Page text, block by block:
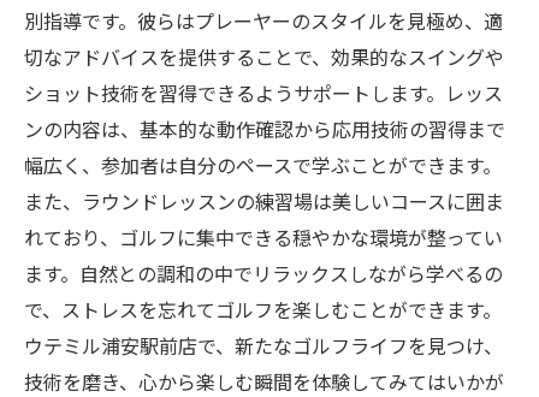
別指導です。彼らはプレーヤーのスタイルを見極め、適
切なアドバイスを提供することで、効果的なスイングや
ショット技術を習得できるようサポートします。レッス
ンの内容は、基本的な動作確認から応用技術の習得まで
幅広く、参加者は自分のペースで学ぶことができます。
また、ラウンドレッスンの練習場は美しいコースに囲ま
れており、ゴルフに集中できる穏やかな環境が整ってい
ます。自然との調和の中でリラックスしながら学べるの
で、ストレスを忘れてゴルフを楽しむことができます。
ウテミル浦安駅前店で、新たなゴルフライフを見つけ、
技術を磨き、心から楽しむ瞬間を体験してみてはいかが